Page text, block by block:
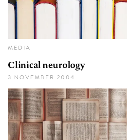
MEDIA
Clinical neurology
3 NOVEMBER 2004